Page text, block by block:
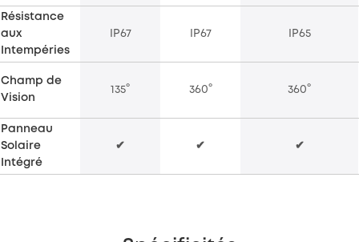
Résistance
aux
Intempéries
IP67 IP67 IP65
Champ de
Vision
135° 360° 360°
Panneau
Solaire
Intégré
✔ ✔ ✔